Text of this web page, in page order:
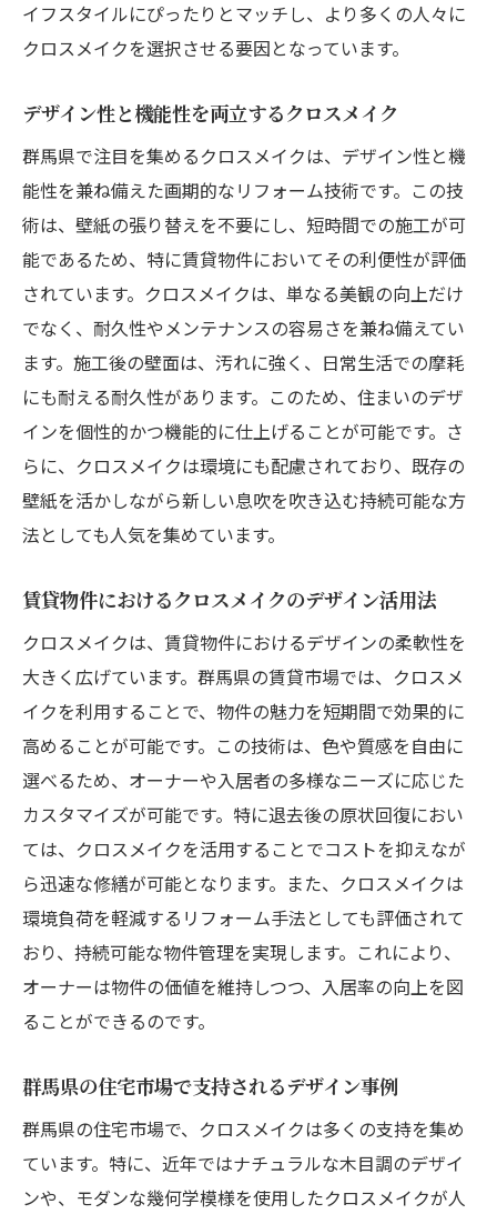
イフスタイルにぴったりとマッチし、より多くの人々に
クロスメイクを選択させる要因となっています。
デザイン性と機能性を両立するクロスメイク
群馬県で注目を集めるクロスメイクは、デザイン性と機
能性を兼ね備えた画期的なリフォーム技術です。この技
術は、壁紙の張り替えを不要にし、短時間での施工が可
能であるため、特に賃貸物件においてその利便性が評価
されています。クロスメイクは、単なる美観の向上だけ
でなく、耐久性やメンテナンスの容易さを兼ね備えてい
ます。施工後の壁面は、汚れに強く、日常生活での摩耗
にも耐える耐久性があります。このため、住まいのデザ
インを個性的かつ機能的に仕上げることが可能です。さ
らに、クロスメイクは環境にも配慮されており、既存の
壁紙を活かしながら新しい息吹を吹き込む持続可能な方
法としても人気を集めています。
賃貸物件におけるクロスメイクのデザイン活用法
クロスメイクは、賃貸物件におけるデザインの柔軟性を
大きく広げています。群馬県の賃貸市場では、クロスメ
イクを利用することで、物件の魅力を短期間で効果的に
高めることが可能です。この技術は、色や質感を自由に
選べるため、オーナーや入居者の多様なニーズに応じた
カスタマイズが可能です。特に退去後の原状回復におい
ては、クロスメイクを活用することでコストを抑えなが
ら迅速な修繕が可能となります。また、クロスメイクは
環境負荷を軽減するリフォーム手法としても評価されて
おり、持続可能な物件管理を実現します。これにより、
オーナーは物件の価値を維持しつつ、入居率の向上を図
ることができるのです。
群馬県の住宅市場で支持されるデザイン事例
群馬県の住宅市場で、クロスメイクは多くの支持を集め
ています。特に、近年ではナチュラルな木目調のデザイ
ンや、モダンな幾何学模様を使用したクロスメイクが人